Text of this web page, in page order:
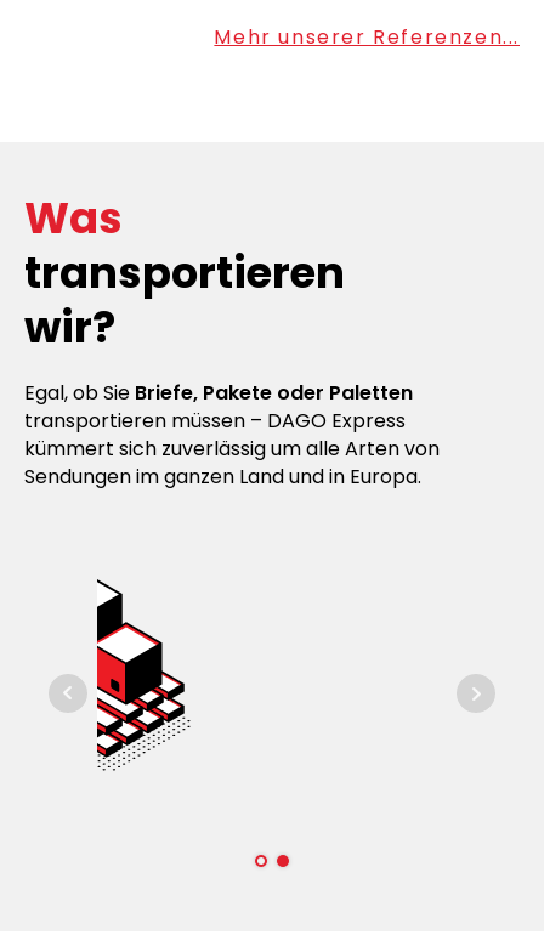
Mehr unserer Referenzen...
Was
transportieren
wir?
Egal, ob Sie Briefe, Pakete oder Paletten
transportieren müssen – DAGO Express
kümmert sich zuverlässig um alle Arten von
Sendungen im ganzen Land und in Europa.